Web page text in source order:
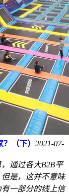
（下） 2021-07-
通过各大B2B平
是，这并不意味
一部分的线上信